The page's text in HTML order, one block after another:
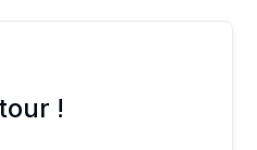
!